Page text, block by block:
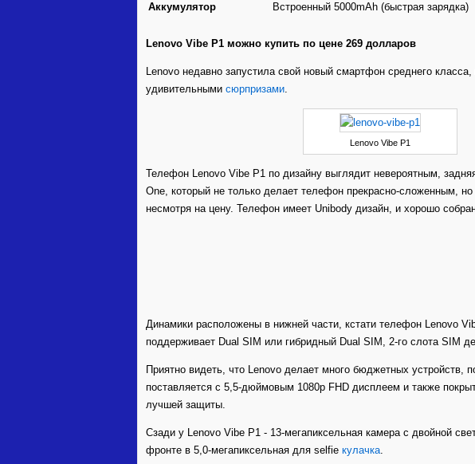
Аккумулятор
Встроенный 5000mAh (быстрая зарядка)
Lenovo Vibe Р1 можно купить по цене 269 долларов
Lenovo недавно запустила свой ​​новый смартфон среднего
удивительными сюрпризами.
Lenovo Vibe Р1
Телефон Lenovo Vibe Р1 по дизайну выглядит невероятным,
One, который не только делает телефон прекрасно-сложенным,
несмотря на цену. Телефон имеет Unibody дизайн, и хорошо
Динамики расположены в нижней части, кстати телефон Lenovo
поддерживает Dual SIM или гибридный Dual SIM, 2-го слота SIM
Приятно видеть, что Lenovo делает много бюджетных устройств,
поставляется с 5,5-дюймовым 1080p FHD дисплеем и также
лучшей защиты.
Сзади у Lenovo Vibe Р1 - 13-мегапиксельная камера с двойной
фронте в 5,0-мегапиксельная для selfie кулачка.